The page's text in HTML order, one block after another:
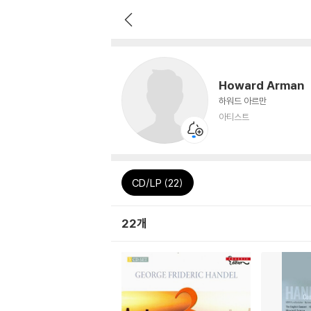
Howard Arman
하워드 아르만
아티스트
CD/LP (22)
22개